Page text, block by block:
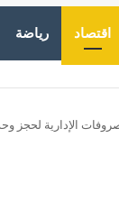
اقتصاد رياضة
الإدارية